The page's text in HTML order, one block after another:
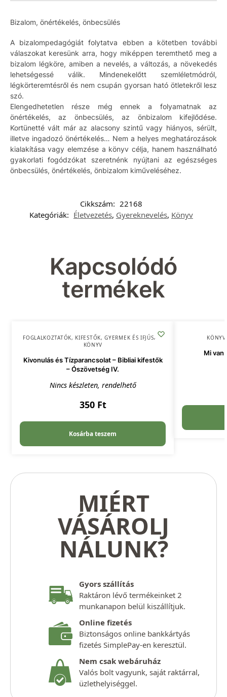
Bizalom, önértékelés, önbecsülés
A bizalompedagógiát folytatva ebben a kötetben további
válaszokat keresünk arra, hogy miképpen teremthető meg a
bizalom légköre, amiben a nevelés, a változás, a növekedés
lehetségessé válik. Mindenekelőtt szemléletmódról,
légkörteremtésről és nem csupán gyorsan ható ötletekről lesz
szó.
Elengedhetetlen része még ennek a folyamatnak az
önértékelés, az önbecsülés, az önbizalom kifejlődése.
Kortünetté vált már az alacsony szintű vagy hiányos, sérült,
illetve ingadozó önértékelés… Nem a helyes meghatározások
kialakítása vagy elemzése a könyv célja, hanem használható
gyakorlati fogódzókat szeretnénk nyújtani az egészséges
önbecsülés, önértékelés, önbizalom kiműveléséhez.
Cikkszám: 22168
Kategóriák: Életvezetés, Gyereknevelés, Könyv
Kapcsolódó
termékek
FOGLALKOZTATÓK, KIFESTŐK,GYERMEK ÉS IFJÚSÁG,
KÖNYV
Kivonulás és Tízparancsolat – Bibliai kifestők
– Ószövetség IV.
Nincs készleten, rendelhető
350 Ft
Kosárba teszem
KÖNYV
Mi van
MIÉRT
VÁSÁROLJ
NÁLUNK?
Gyors szállítás
Raktáron lévő termékeinket 2
munkanapon belül kiszállítjuk.
Online fizetés
Biztonságos online bankkártyás
fizetés SimplePay-en keresztül.
Nem csak webáruház
Valós bolt vagyunk, saját raktárral,
üzlethelyiséggel.